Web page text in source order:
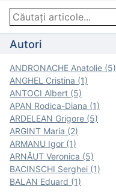
Autori
ANDRONACHE Anatolie (5)
ANGHEL Cristina (1)
ANTOCI Albert (5)
APAN Rodica-Diana (1)
ARDELEAN Grigore (5)
ARGINT Maria (2)
ARMANU Igor (1)
ARNĂUT Veronica (5)
BACINSCHI Serghei (1)
BALAN Eduard (1)